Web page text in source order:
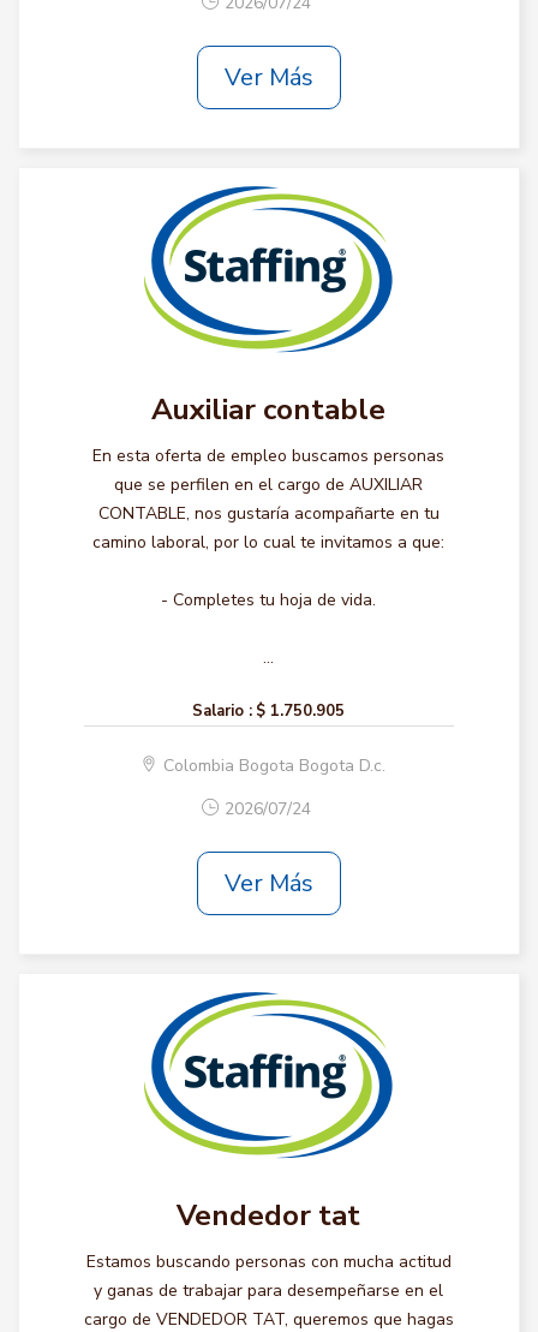
Ver Más
Auxiliar contable
En esta oferta de empleo buscamos personas
que se perfilen en el cargo de AUXILIAR
CONTABLE, nos gustaría acompañarte en tu
camino laboral, por lo cual te invitamos a que:
- Completes tu hoja de vida.
...
Salario : $ 1.750.905
Colombia Bogota Bogota D.c.
2026/07/24
Ver Más
Vendedor tat
Estamos buscando personas con mucha actitud
y ganas de trabajar para desempeñarse en el
cargo de VENDEDOR TAT, queremos que hagas